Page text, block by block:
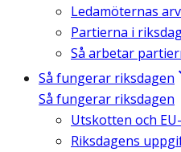
Ledamöternas
Partierna i
Så arbetar
Så fungerar riksdagen
Så fungerar riksdagen
Utskotten och
Riksdagens